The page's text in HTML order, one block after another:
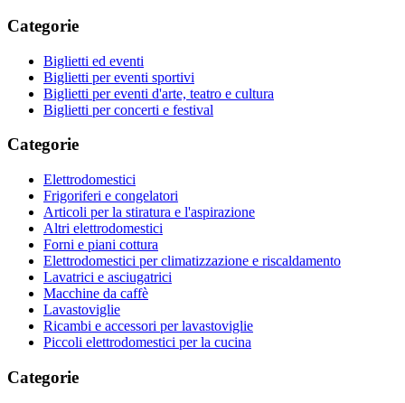
Categorie
Biglietti ed eventi
Biglietti per eventi sportivi
Biglietti per eventi d'arte, teatro e cultura
Biglietti per concerti e festival
Categorie
Elettrodomestici
Frigoriferi e congelatori
Articoli per la stiratura e l'aspirazione
Altri elettrodomestici
Forni e piani cottura
Elettrodomestici per climatizzazione e riscaldamento
Lavatrici e asciugatrici
Macchine da caffè
Lavastoviglie
Ricambi e accessori per lavastoviglie
Piccoli elettrodomestici per la cucina
Categorie